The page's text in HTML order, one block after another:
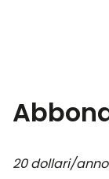
20 dollari/